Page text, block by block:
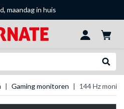
maandag in huis
Gaming monitoren 144 Hz